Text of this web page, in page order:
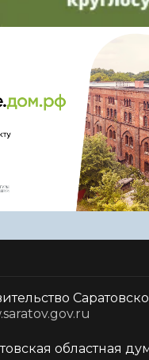
областная